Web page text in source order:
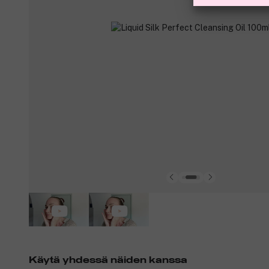
Käytä yhdessä näiden kanssa